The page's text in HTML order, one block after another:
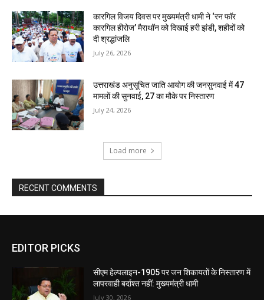
कारगिल विजय दिवस पर मुख्यमंत्री धामी ने ‘रन फॉर
कारगिल हीरोज’ मैराथॉन को दिखाई हरी झंडी, शहीदों को
दी श्रद्धांजलि
July 26, 2026
उत्तराखंड अनुसूचित जाति आयोग की जनसुनवाई में 47
मामलों की सुनवाई, 27 का मौके पर निस्तारण
July 24, 2026
Load more
RECENT COMMENTS
EDITOR PICKS
सीएम हेल्पलाइन-1905 पर जन शिकायतों के निस्तारण में
लापरवाही बर्दाश्त नहीं: मुख्यमंत्री धामी
July 30, 2026